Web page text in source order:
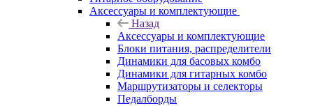
Аксессуары и комплектующие
Назад
Аксессуары и комплектующие
Блоки питания, распределители
Динамики для басовых комбо
Динамики для гитарных комбо
Маршрутизаторы и селекторы
Педалборды